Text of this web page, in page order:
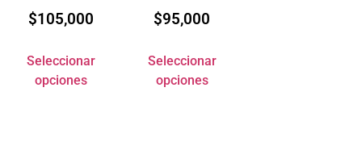
$105,000
Seleccionar
opciones
$95,000
Seleccionar
opciones